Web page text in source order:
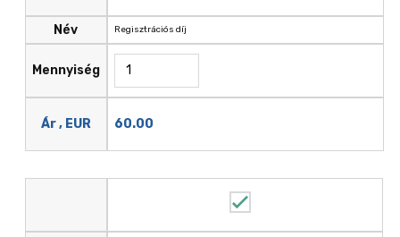
Név
Mennyiség
Ár , EUR
Regisztrációs díj
60.00